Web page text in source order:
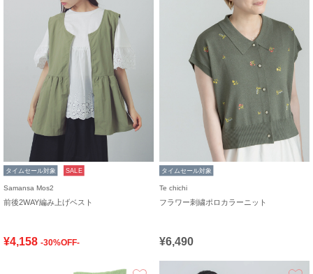
タイムセール対象 SALE
Samansa Mos2
前後2WAY編み上げベスト
¥4,158 -30%OFF-
タイムセール対象
Te chichi
フラワー刺繍ポロカラーニット
¥6,490